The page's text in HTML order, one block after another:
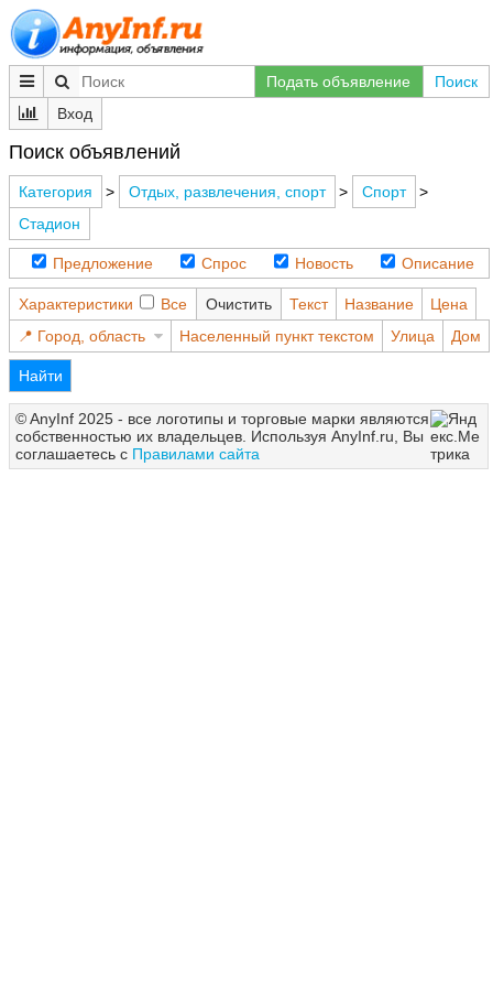
Подать объявление
Поиск
Вход
Поиск объявлений
Категория > Отдых, развлечения, спорт > Спорт
>
Стадион
Предложение Спрос Новость Описание
Характеристики Все Очистить Текст Название
Цена
Город, область
Населенный пункт текстом Улица Дом
Найти
© AnyInf 2025 - все логотипы и торговые марки являются
собственностью их владельцев. Используя AnyInf.ru, Вы
соглашаетесь с Правилами сайта